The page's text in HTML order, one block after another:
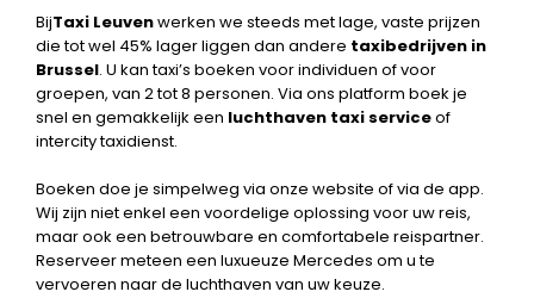
BijTaxi Leuvenwerken we steeds met lage, vaste prijzen
die tot wel 45% lager liggen dan andere taxibedrijven in
Brussel. U kan taxi’s boeken voor individuen of voor
groepen, van 2 tot 8 personen. Via ons platform boek je
snel en gemakkelijk een luchthaven taxi serviceof
intercity taxidienst.
Boeken doe je simpelweg via onze website of via de app.
Wij zijn niet enkel een voordelige oplossing voor uw reis,
maar ook een betrouwbare en comfortabele reispartner.
Reserveer meteen een luxueuze Mercedes om u te
vervoeren naar de luchthaven van uw keuze.